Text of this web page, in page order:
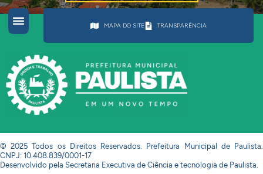
MAPA DO SITE TRANSPARÊNCIA
© 2025 Todos os Direitos Reservados. Prefeitura Municipal de Paulista.
CNPJ: 10.408.839/0001-17
Desenvolvido pela Secretaria Executiva de Ciência e tecnologia de Paulista.